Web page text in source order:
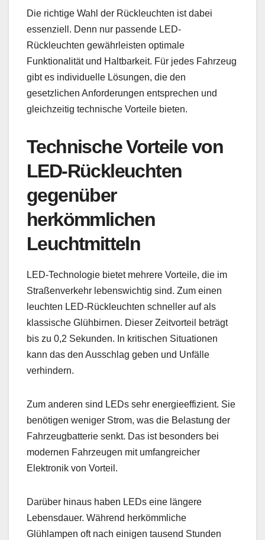
Die richtige Wahl der Rückleuchten ist dabei
essenziell. Denn nur passende LED-
Rückleuchten gewährleisten optimale
Funktionalität und Haltbarkeit. Für jedes Fahrzeug
gibt es individuelle Lösungen, die den
gesetzlichen Anforderungen entsprechen und
gleichzeitig technische Vorteile bieten.
Technische Vorteile von
LED-Rückleuchten
gegenüber
herkömmlichen
Leuchtmitteln
LED-Technologie bietet mehrere Vorteile, die im
Straßenverkehr lebenswichtig sind. Zum einen
leuchten LED-Rückleuchten schneller auf als
klassische Glühbirnen. Dieser Zeitvorteil beträgt
bis zu 0,2 Sekunden. In kritischen Situationen
kann das den Ausschlag geben und Unfälle
verhindern.
Zum anderen sind LEDs sehr energieeffizient. Sie
benötigen weniger Strom, was die Belastung der
Fahrzeugbatterie senkt. Das ist besonders bei
modernen Fahrzeugen mit umfangreicher
Elektronik von Vorteil.
Darüber hinaus haben LEDs eine längere
Lebensdauer. Während herkömmliche
Glühlampen oft nach einigen tausend Stunden